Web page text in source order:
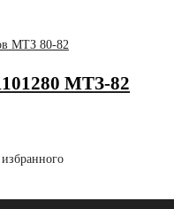
МТЗ 80-82
МТЗ-82